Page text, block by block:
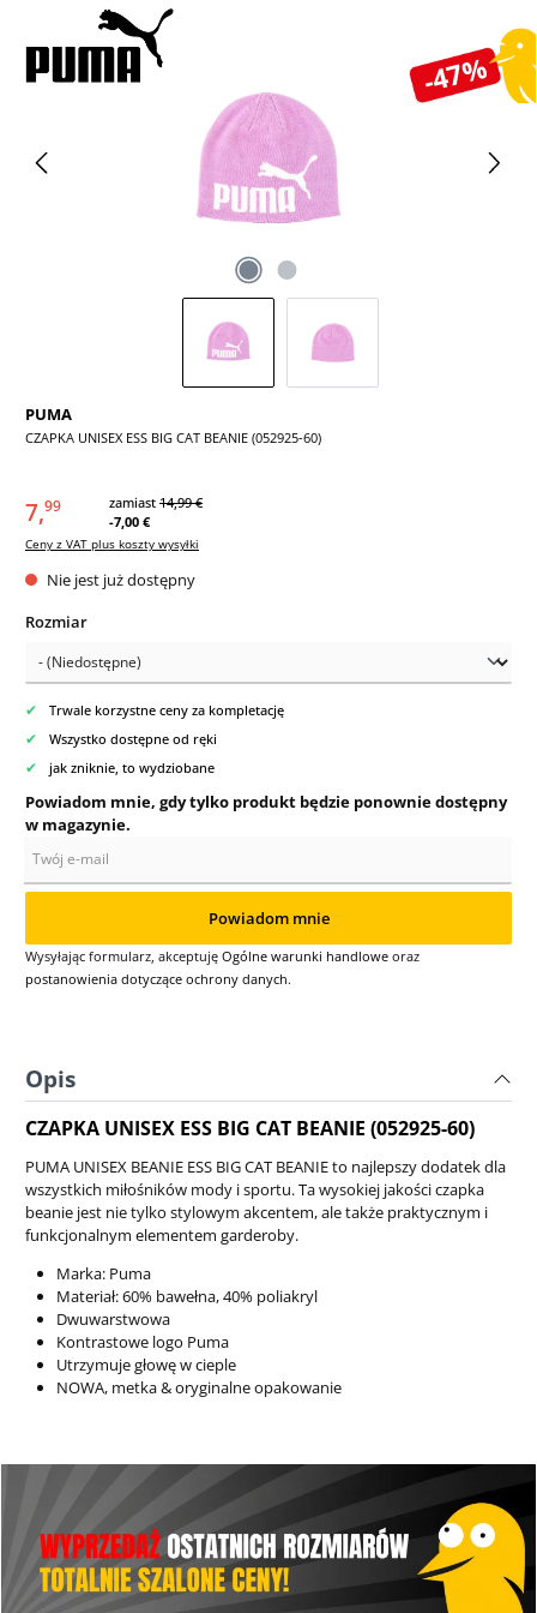
-47%
Pomiń galerię zdjęć
PUMA
CZAPKA UNISEX ESS BIG CAT BEANIE (052925-60)
7,99 zamiast 14,99 €
-7,00 €
Ceny z VAT plus koszty wysyłki
Nie jest już dostępny
Wybierz
Rozmiar
✔ Trwale korzystne ceny za kompletację
✔ Wszystko dostępne od ręki
✔ jak zniknie, to wydziobane
Powiadom mnie, gdy tylko produkt będzie ponownie dostępny
w magazynie.
Powiadom mnie
Wysyłając formularz, akceptuję Ogólne warunki handlowe oraz
postanowienia dotyczące ochrony danych.
Opis
CZAPKA UNISEX ESS BIG CAT BEANIE (052925-60)
PUMA UNISEX BEANIE ESS BIG CAT BEANIE to najlepszy dodatek dla
wszystkich miłośników mody i sportu. Ta wysokiej jakości czapka
beanie jest nie tylko stylowym akcentem, ale także praktycznym i
funkcjonalnym elementem garderoby.
Marka: Puma
Materiał:60% bawełna, 40% poliakryl
Dwuwarstwowa
Kontrastowe logo Puma
Utrzymuje głowę w cieple
NOWA, metka & oryginalne opakowanie